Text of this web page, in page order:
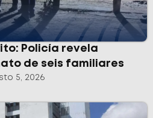
Policía revela
de seis familiares
5, 2026